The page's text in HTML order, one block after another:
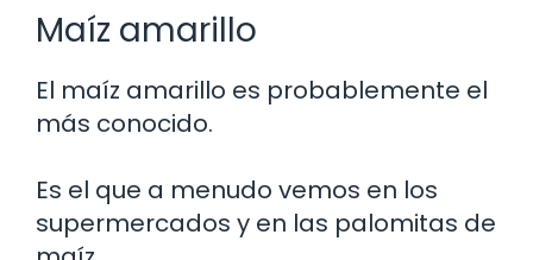
Maíz amarillo
El maíz amarillo es probablemente el
más conocido.
Es el que a menudo vemos en los
supermercados y en las palomitas de